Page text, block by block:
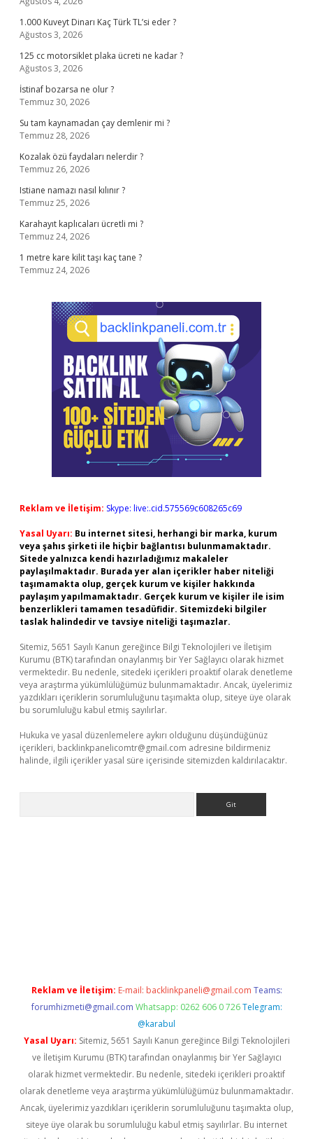
1.000 Kuveyt Dinarı Kaç Türk TL’si eder ?
Ağustos 3, 2026
125 cc motorsiklet plaka ücreti ne kadar ?
Ağustos 3, 2026
İstinaf bozarsa ne olur ?
Temmuz 30, 2026
Su tam kaynamadan çay demlenir mi ?
Temmuz 28, 2026
Kozalak özü faydaları nelerdir ?
Temmuz 26, 2026
Istiane namazı nasıl kılınır ?
Temmuz 25, 2026
Karahayıt kaplıcaları ücretli mi ?
Temmuz 24, 2026
1 metre kare kilit taşı kaç tane ?
Temmuz 24, 2026
Reklam ve İletişim: Skype: live:.cid.575569c608265c69
Yasal Uyarı: Bu internet sitesi, herhangi bir marka, kurum
veya şahıs şirketi ile hiçbir bağlantısı bulunmamaktadır.
Sitede yalnızca kendi hazırladığımız makaleler
paylaşılmaktadır. Burada yer alan içerikler haber niteliği
taşımamakta olup, gerçek kurum ve kişiler hakkında
paylaşım yapılmamaktadır. Gerçek kurum ve kişiler ile isim
benzerlikleri tamamen tesadüfidir. Sitemizdeki bilgiler
taslak halindedir ve tavsiye niteliği taşımazlar.
Sitemiz, 5651 Sayılı Kanun gereğince Bilgi Teknolojileri ve İletişim
Kurumu (BTK) tarafından onaylanmış bir Yer Sağlayıcı olarak hizmet
vermektedir. Bu nedenle, sitedeki içerikleri proaktif olarak denetleme
veya araştırma yükümlülüğümüz bulunmamaktadır. Ancak, üyelerimiz
yazdıkları içeriklerin sorumluluğunu taşımakta olup, siteye üye olarak
bu sorumluluğu kabul etmiş sayılırlar.
Hukuka ve yasal düzenlemelere aykırı olduğunu düşündüğünüz
içerikleri, backlinkpanelicomtr@gmail.com adresine bildirmeniz
halinde, ilgili içerikler yasal süre içerisinde sitemizden kaldırılacaktır.
Reklam ve İletişim: E-mail: backlinkpaneli@gmail.com Teams:
forumhizmeti@gmail.com Whatsapp: 0262 606 0 726 Telegram:
@karabul
Yasal Uyarı: Sitemiz, 5651 Sayılı Kanun gereğince Bilgi Teknolojileri
ve İletişim Kurumu (BTK) tarafından onaylanmış bir Yer Sağlayıcı
olarak hizmet vermektedir. Bu nedenle, sitedeki içerikleri proaktif
olarak denetleme veya araştırma yükümlülüğümüz bulunmamaktadır.
Ancak, üyelerimiz yazdıkları içeriklerin sorumluluğunu taşımakta olup,
siteye üye olarak bu sorumluluğu kabul etmiş sayılırlar. Bu internet